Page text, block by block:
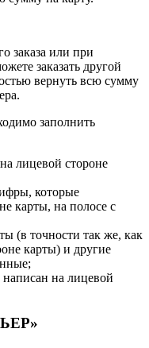
заказа или при
заказать другой
вернуть всю сумму
заполнить
лицевой стороне
которые
карты, на полосе с
(в точности так же, как
карты) и другие
на лицевой